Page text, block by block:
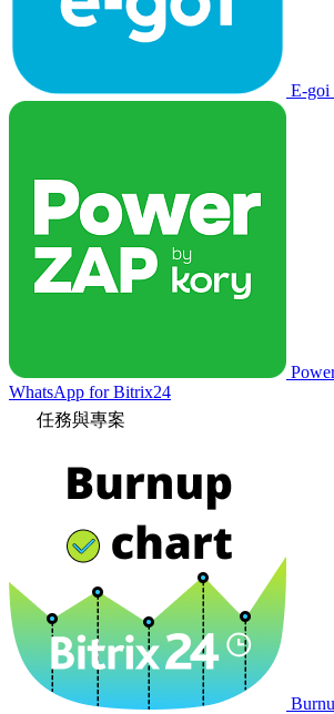
E-goi
WhatsApp for Bitrix24
任務與專案